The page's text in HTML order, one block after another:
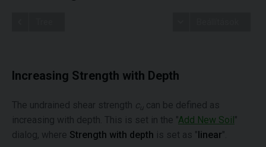
Increasing Strength with Depth
The undrained shear strength cu can be defined as
increasing with depth. This is set in the "Add New Soil"
dialog, where Strength with depth is set as "linear".